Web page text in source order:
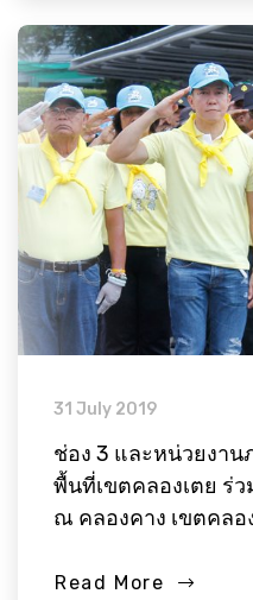
31 July 2019
ช่อง 3 และหน่วยงา
พื้นที่เขตคลองเตย ร่
ณ คลองคาง เขตคลอ
Read More